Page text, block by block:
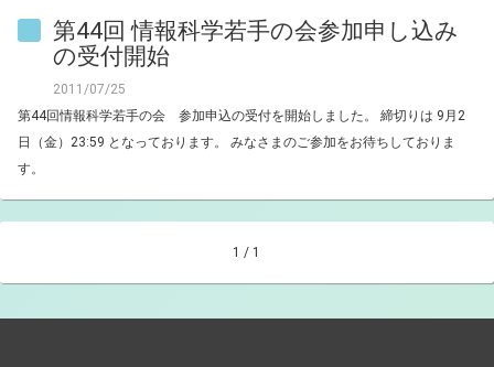
第44回 情報科学若手の会参加申し込み
の受付開始
2011/07/25
第44回情報科学若手の会 参加申込の受付を開始しました。 締切りは 9月2
日（金）23:59 となっております。 みなさまのご参加をお待ちしておりま
す。
1 / 1